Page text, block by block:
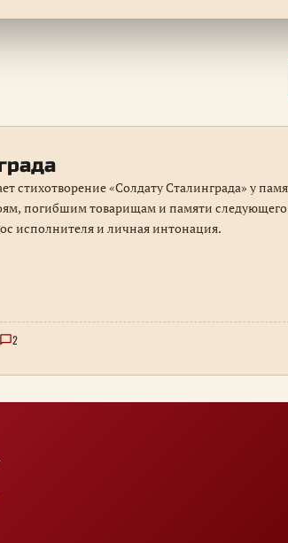
стихотворение «Солдату Сталинграда» у
погибшим товарищам и памяти
исполнителя и личная интонация.
2